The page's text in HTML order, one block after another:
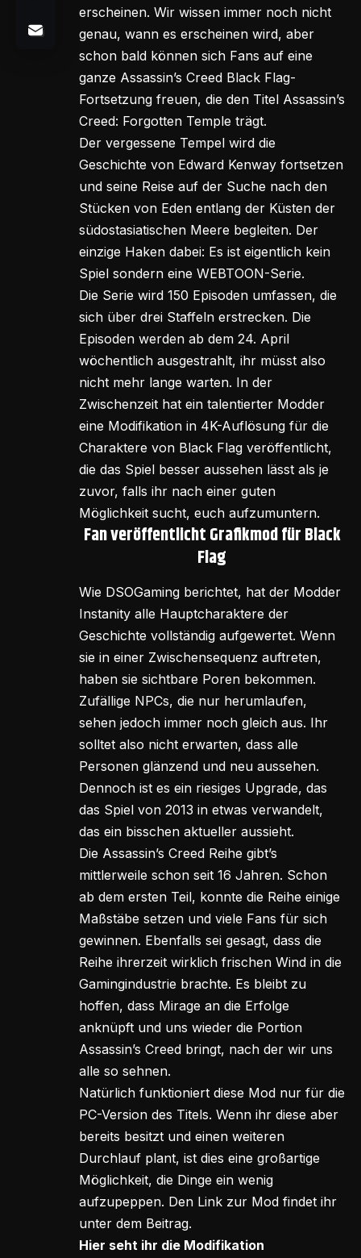
erscheinen. Wir wissen immer noch nicht
genau, wann es erscheinen wird, aber
schon bald können sich Fans auf eine
ganze Assassin’s Creed Black Flag-
Fortsetzung freuen, die den Titel Assassin’s
Creed: Forgotten Temple trägt.
Der vergessene Tempel wird die
Geschichte von Edward Kenway fortsetzen
und seine Reise auf der Suche nach den
Stücken von Eden entlang der Küsten der
südostasiatischen Meere begleiten. Der
einzige Haken dabei: Es ist eigentlich kein
Spiel sondern eine WEBTOON-Serie.
Die Serie wird 150 Episoden umfassen, die
sich über drei Staffeln erstrecken. Die
Episoden werden ab dem 24. April
wöchentlich ausgestrahlt, ihr müsst also
nicht mehr lange warten. In der
Zwischenzeit hat ein talentierter Modder
eine Modifikation in 4K-Auflösung für die
Charaktere von Black Flag veröffentlicht,
die das Spiel besser aussehen lässt als je
zuvor, falls ihr nach einer guten
Möglichkeit sucht, euch aufzumuntern.
Fan veröffentlicht Grafikmod für Black
Flag
Wie DSOGaming berichtet, hat der Modder
Instanity alle Hauptcharaktere der
Geschichte vollständig aufgewertet. Wenn
sie in einer Zwischensequenz auftreten,
haben sie sichtbare Poren bekommen.
Zufällige NPCs, die nur herumlaufen,
sehen jedoch immer noch gleich aus. Ihr
solltet also nicht erwarten, dass alle
Personen glänzend und neu aussehen.
Dennoch ist es ein riesiges Upgrade, das
das Spiel von 2013 in etwas verwandelt,
das ein bisschen aktueller aussieht.
Die Assassin’s Creed Reihe gibt’s
mittlerweile schon seit 16 Jahren. Schon
ab dem ersten Teil, konnte die Reihe einige
Maßstäbe setzen und viele Fans für sich
gewinnen. Ebenfalls sei gesagt, dass die
Reihe ihrerzeit wirklich frischen Wind in die
Gamingindustrie brachte. Es bleibt zu
hoffen, dass Mirage an die Erfolge
anknüpft und uns wieder die Portion
Assassin’s Creed bringt, nach der wir uns
alle so sehnen.
Natürlich funktioniert diese Mod nur für die
PC-Version des Titels. Wenn ihr diese aber
bereits besitzt und einen weiteren
Durchlauf plant, ist dies eine großartige
Möglichkeit, die Dinge ein wenig
aufzupeppen. Den Link zur Mod findet ihr
unter dem Beitrag.
Hier seht ihr die Modifikation